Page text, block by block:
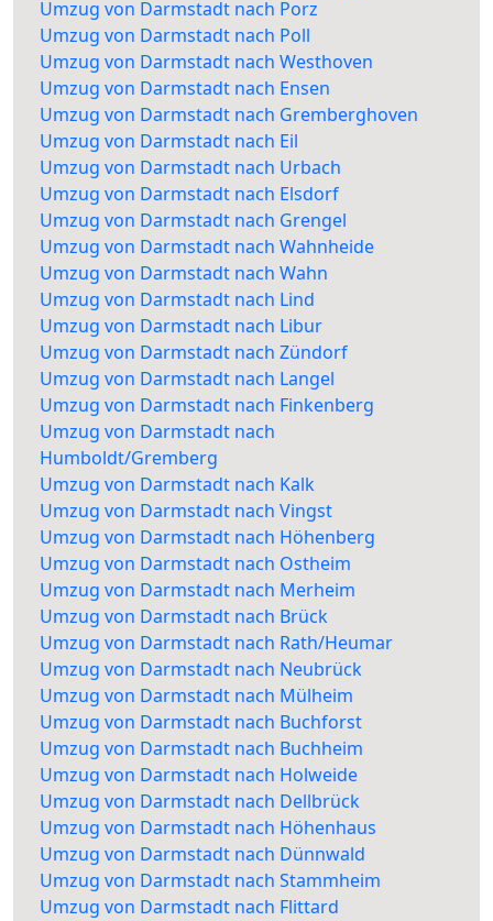
Umzug von Darmstadt nach Porz
Umzug von Darmstadt nach Poll
Umzug von Darmstadt nach Westhoven
Umzug von Darmstadt nach Ensen
Umzug von Darmstadt nach Gremberghoven
Umzug von Darmstadt nach Eil
Umzug von Darmstadt nach Urbach
Umzug von Darmstadt nach Elsdorf
Umzug von Darmstadt nach Grengel
Umzug von Darmstadt nach Wahnheide
Umzug von Darmstadt nach Wahn
Umzug von Darmstadt nach Lind
Umzug von Darmstadt nach Libur
Umzug von Darmstadt nach Zündorf
Umzug von Darmstadt nach Langel
Umzug von Darmstadt nach Finkenberg
Umzug von Darmstadt nach
Humboldt/Gremberg
Umzug von Darmstadt nach Kalk
Umzug von Darmstadt nach Vingst
Umzug von Darmstadt nach Höhenberg
Umzug von Darmstadt nach Ostheim
Umzug von Darmstadt nach Merheim
Umzug von Darmstadt nach Brück
Umzug von Darmstadt nach Rath/Heumar
Umzug von Darmstadt nach Neubrück
Umzug von Darmstadt nach Mülheim
Umzug von Darmstadt nach Buchforst
Umzug von Darmstadt nach Buchheim
Umzug von Darmstadt nach Holweide
Umzug von Darmstadt nach Dellbrück
Umzug von Darmstadt nach Höhenhaus
Umzug von Darmstadt nach Dünnwald
Umzug von Darmstadt nach Stammheim
Umzug von Darmstadt nach Flittard